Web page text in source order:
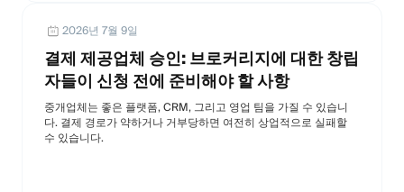
2026년 7월 9일
결제 제공업체 승인: 브로커리지에 대한 창립
자들이 신청 전에 준비해야 할 사항
중개업체는 좋은 플랫폼, CRM, 그리고 영업 팀을 가질 수 있습니
다. 결제 경로가 약하거나 거부당하면 여전히 상업적으로 실패할
수 있습니다.